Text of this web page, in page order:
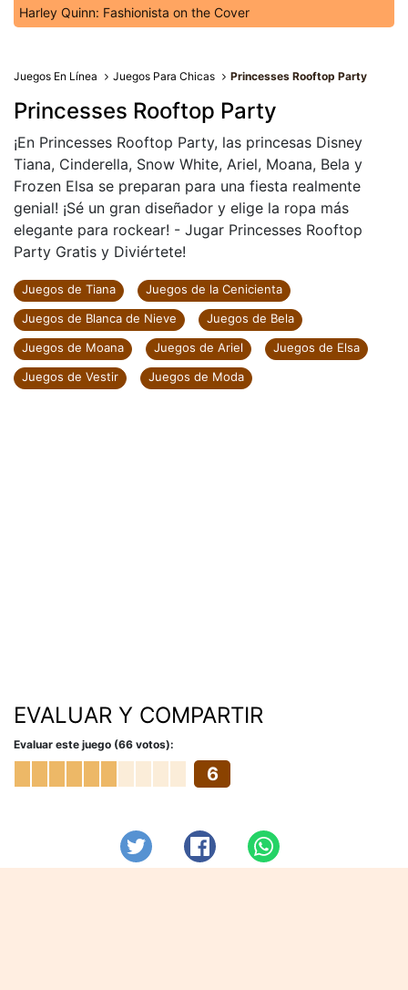
Harley Quinn: Fashionista on the Cover
Juegos En Línea Juegos Para Chicas Princesses Rooftop Party
Princesses Rooftop Party
¡En Princesses Rooftop Party, las princesas Disney
Tiana, Cinderella, Snow White, Ariel, Moana, Bela y
Frozen Elsa se preparan para una fiesta realmente
genial! ¡Sé un gran diseñador y elige la ropa más
elegante para rockear! - Jugar Princesses Rooftop
Party Gratis y Diviértete!
Juegos de Tiana
Juegos de la Cenicienta
Juegos de Blanca de Nieve
Juegos de Bela
Juegos de Moana
Juegos de Ariel
Juegos de Elsa
Juegos de Vestir
Juegos de Moda
EVALUAR Y COMPARTIR
Evaluar este juego (66 votos):
6